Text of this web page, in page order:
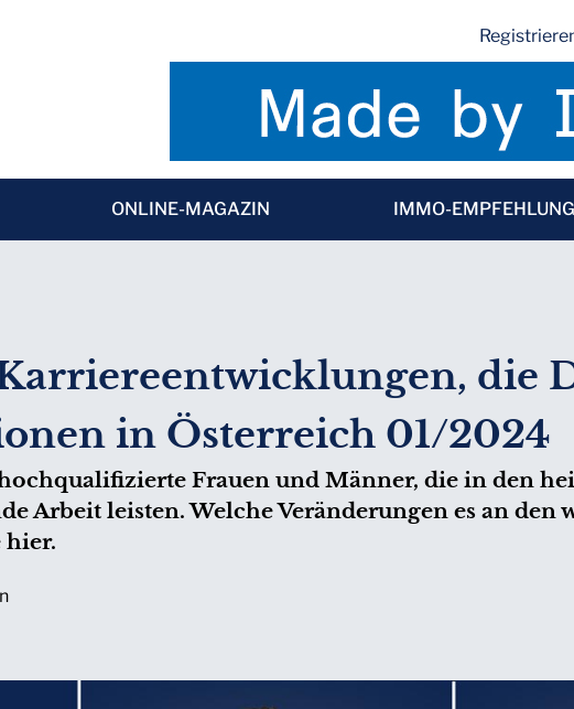
ONLINE-MAGAZIN IMMO-
die
in Österreich 01/2024
Frauen und Männer, die in den
Arbeit leisten. Welche Veränderungen es an den
hier.